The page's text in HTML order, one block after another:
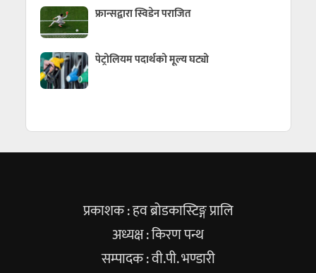
फ्रान्सद्वारा स्विडेन पराजित
पेट्रोलियम पदार्थको मूल्य घट्यो
प्रकाशक : हव ब्रोडकास्टिङ्ग प्रालि
अध्यक्ष : किरण पन्थ
सम्पादक : वी.पी. भण्डारी